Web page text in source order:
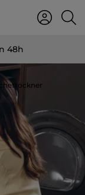
48h